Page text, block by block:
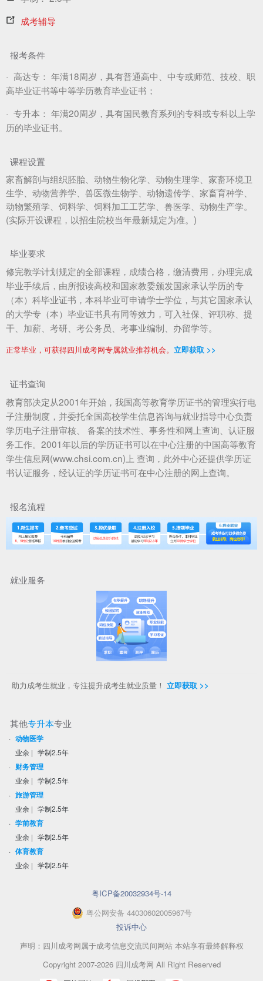
成考辅导
报考条件
· 高达专： 年满18周岁，具有普通高中、中专或师范、技校、职
高毕业证书等中等学历教育毕业证书；
· 专升本： 年满20周岁，具有国民教育系列的专科或专科以上学
历的毕业证书。
课程设置
家畜解剖与组织胚胎、动物生物化学、动物生理学、家畜环境卫
生学、动物营养学、兽医微生物学、动物遗传学、家畜育种学、
动物繁殖学、饲料学、饲料加工工艺学、兽医学、动物生产学。
(实际开设课程，以招生院校当年最新规定为准。)
毕业要求
修完教学计划规定的全部课程，成绩合格，缴清费用，办理完成
毕业手续后，由所报读高校和国家教委颁发国家承认学历的专
（本）科毕业证书，本科毕业可申请学士学位，与其它国家承认
的大学专（本）毕业证书具有同等效力，可入社保、评职称、提
干、加薪、考研、考公务员、考事业编制、办留学等。
正常毕业，可获得四川成考网专属就业推荐机会。 立即获取 >>
证书查询
教育部决定从2001年开始，我国高等教育学历证书的管理实行电
子注册制度，并委托全国高校学生信息咨询与就业指导中心负责
学历电子注册审核、 备案的技术性、事务性和网上查询、认证服
务工作。2001年以后的学历证书可以在中心注册的中国高等教育
学生信息网(www.chsi.com.cn)上 查询，此外中心还提供学历证
书认证服务，经认证的学历证书可在中心注册的网上查询。
报名流程
就业服务
助力成考生就业，专注提升成考生就业质量！ 立即获取 >>
其他专升本专业
· 动物医学
业余 | 学制2.5年
· 财务管理
业余 | 学制2.5年
· 旅游管理
业余 | 学制2.5年
· 学前教育
业余 | 学制2.5年
· 体育教育
业余 | 学制2.5年
粤ICP备20032934号-14
粤公网安备 44030602005967号
投诉中心
声明：四川成考网属于成考信息交流民间网站 本站享有最终解释权
Copyright 2007-2026 四川成考网 All Right Reserved